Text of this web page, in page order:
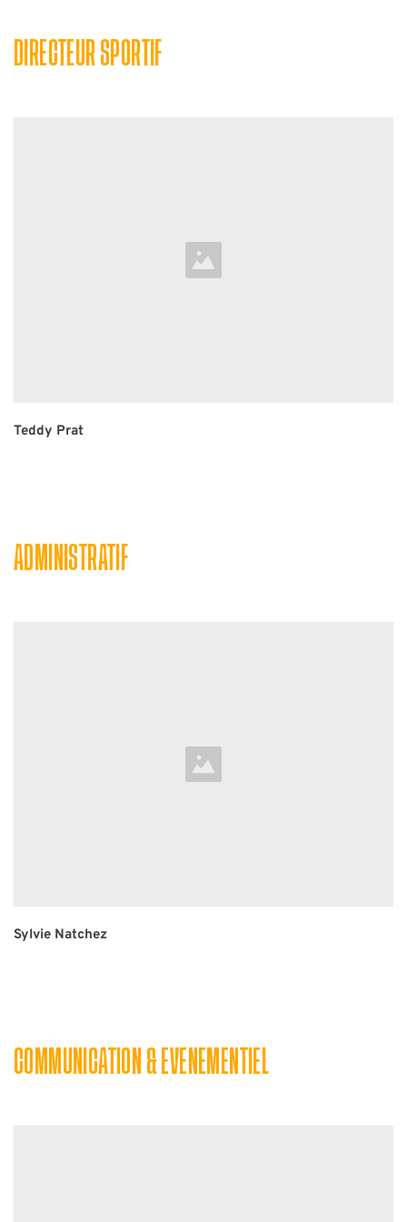
DIRECTEUR SPORTIF
Teddy Prat
ADMINISTRATIF
Sylvie Natchez
COMMUNICATION & EVENEMENTIEL